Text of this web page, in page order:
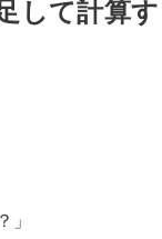
して計算